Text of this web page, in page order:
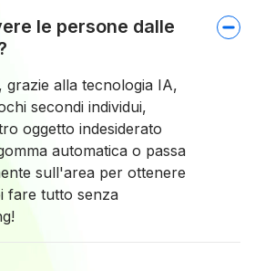
le persone dalle
grazie alla tecnologia IA,
secondi individui,
oggetto indesiderato
automatica o passa
sull'area per ottenere
fare tutto senza